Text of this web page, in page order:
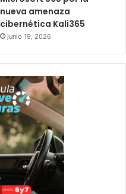
nueva amenaza
cibernética Kali365
junio 19, 2026